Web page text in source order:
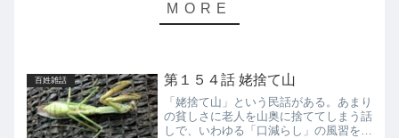
百姓雑話 第１５４話 姥捨て山
「姥捨て山」という民話がある。あまり
の貧しさに老人を山奥に捨ててしまう話
しで、いわゆる「口減らし」の風習を描